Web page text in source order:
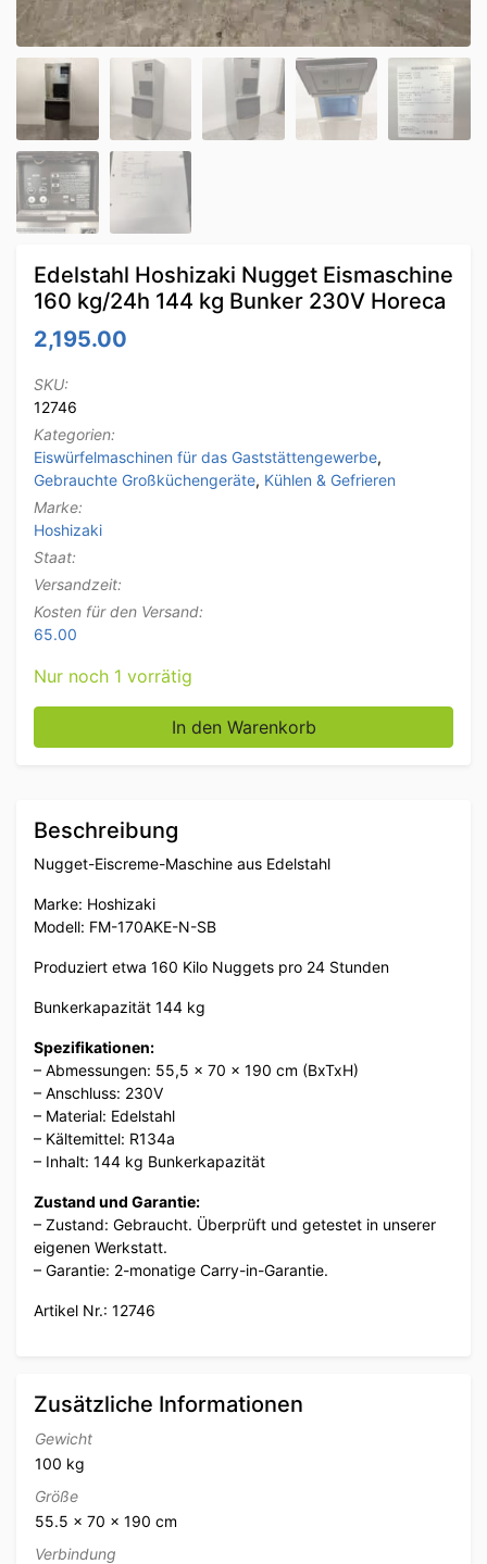
Edelstahl Hoshizaki Nugget Eismaschine
160 kg/24h 144 kg Bunker 230V Horeca
2,195.00
SKU:
12746
Kategorien:
Eiswürfelmaschinen für das Gaststättengewerbe,
Gebrauchte Großküchengeräte, Kühlen & Gefrieren
Marke:
Hoshizaki
Staat:
Versandzeit:
Kosten für den Versand:
65.00
Nur noch 1 vorrätig
Edelstahl Hoshizaki Nugget Eismaschine 160 kg/24h
In den Warenkorb
Beschreibung
Nugget-Eiscreme-Maschine aus Edelstahl
Marke: Hoshizaki
Modell: FM-170AKE-N-SB
Produziert etwa 160 Kilo Nuggets pro 24 Stunden
Bunkerkapazität 144 kg
Spezifikationen:
– Abmessungen: 55,5 x 70 x 190 cm (BxTxH)
– Anschluss: 230V
– Material: Edelstahl
– Kältemittel: R134a
– Inhalt: 144 kg Bunkerkapazität
Zustand und Garantie:
– Zustand: Gebraucht. Überprüft und getestet in unserer
eigenen Werkstatt.
– Garantie: 2-monatige Carry-in-Garantie.
Artikel Nr.: 12746
Zusätzliche Informationen
Gewicht
100 kg
Größe
55.5 × 70 × 190 cm
Verbindung